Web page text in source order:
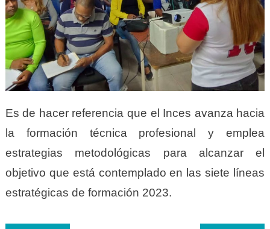
Es de hacer referencia que el Inces avanza hacia
la formación técnica profesional y emplea
estrategias metodológicas para alcanzar el
objetivo que está contemplado en las siete líneas
estratégicas de formación 2023.